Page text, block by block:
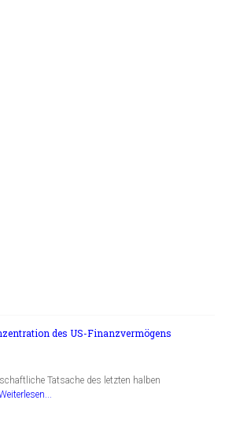
des US-Finanzvermögens
Tatsache des letzten halben